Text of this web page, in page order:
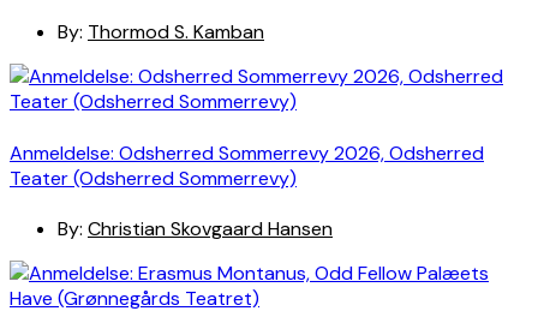
By: Thormod S. Kamban
Anmeldelse: Odsherred Sommerrevy 2026, Odsherred
Teater (Odsherred Sommerrevy)
By: Christian Skovgaard Hansen